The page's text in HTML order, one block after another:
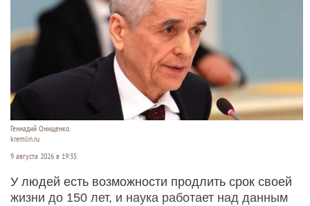
Геннадий Онищенко.
kremlin.ru
9 августа 2026 в 19:35
У людей есть возможности продлить срок своей
жизни до 150 лет, и наука работает над данным